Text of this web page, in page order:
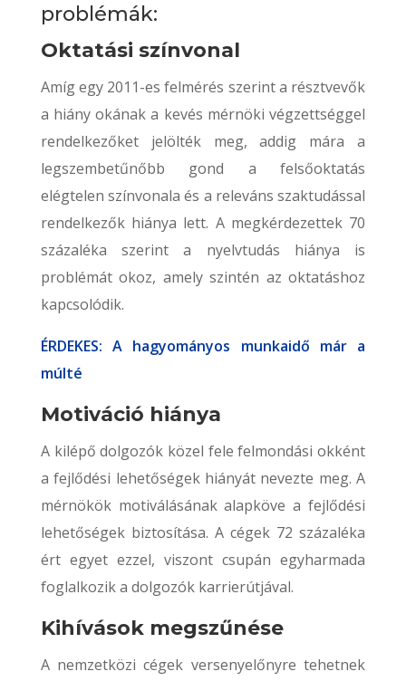
problémák:
Oktatási színvonal
Amíg egy 2011-es felmérés szerint a résztvevők
a hiány okának a kevés mérnöki végzettséggel
rendelkezőket jelölték meg, addig mára a
legszembetűnőbb gond a felsőoktatás
elégtelen színvonala és a releváns szaktudással
rendelkezők hiánya lett. A megkérdezettek 70
százaléka szerint a nyelvtudás hiánya is
problémát okoz, amely szintén az oktatáshoz
kapcsolódik.
ÉRDEKES: A hagyományos munkaidő már a
múlté
Motiváció hiánya
A kilépő dolgozók közel fele felmondási okként
a fejlődési lehetőségek hiányát nevezte meg. A
mérnökök motiválásának alapköve a fejlődési
lehetőségek biztosítása. A cégek 72 százaléka
ért egyet ezzel, viszont csupán egyharmada
foglalkozik a dolgozók karrierútjával.
Kihívások megszűnése
A nemzetközi cégek versenyelőnyre tehetnek